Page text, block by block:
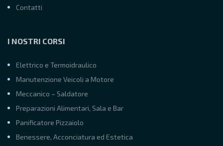
Contatti
I NOSTRI CORSI
Elettrico e Termoidraulico
Manutenzione Veicoli a Motore
Meccanico – Saldatore
Preparazioni Alimentari, Sala e Bar
Panificatore Pizzaiolo
Benessere, Acconciatura ed Estetica